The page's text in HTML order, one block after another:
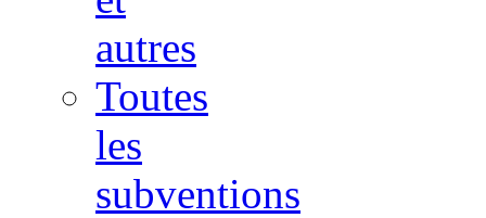
autres
Toutes
les
subventions